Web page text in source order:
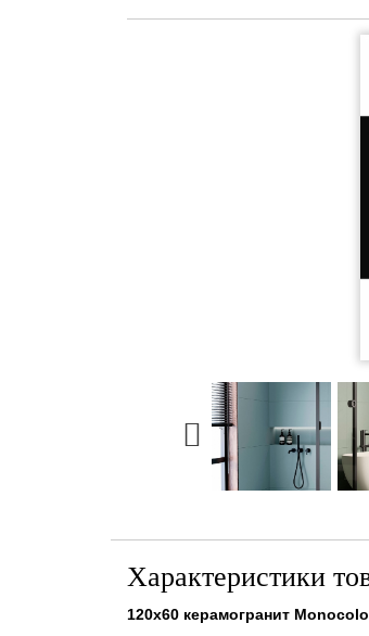
Характеристики
120x60 керамогранит